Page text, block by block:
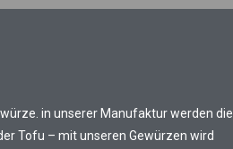
in unserer Manufaktur werden die
Tofu – mit unseren Gewürzen wird